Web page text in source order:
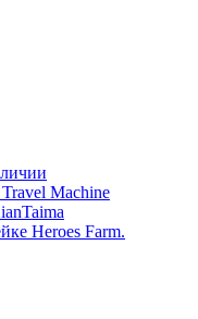
Machine
Heroes Farm.